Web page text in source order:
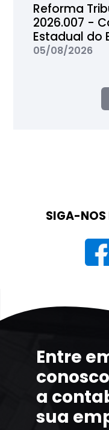
Reforma
2026.007 -
Estadual do
05/08/2026
SIGA-NOS
Entre
a
sua